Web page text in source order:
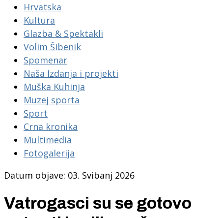
Hrvatska
Kultura
Glazba & Spektakli
Volim Šibenik
Spomenar
Naša Izdanja i projekti
Muška Kuhinja
Muzej sporta
Sport
Crna kronika
Multimedia
Fotogalerija
Datum objave: 03. Svibanj 2026
Vatrogasci su se gotovo